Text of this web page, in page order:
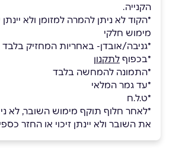
הקנייה.
*הקוד לא ניתן להמרה למזומן ולא יינתן
מימוש חלקי
*גניבה/אובדן- באחריות המחזיק בלבד
*בכפוף לתקנון
*התמונה להמחשה בלבד
*עד גמר המלאי
*ט.ל.ח
*לאחר חלוף תוקף מימוש השובר, לא
את השובר ולא יינתן זיכוי או החזר כספי